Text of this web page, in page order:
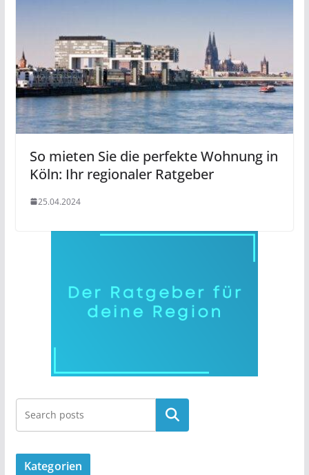
So mieten Sie die perfekte Wohnung in
Köln: Ihr regionaler Ratgeber
25.04.2024
Kategorien